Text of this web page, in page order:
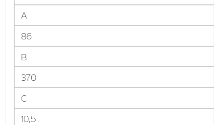
A
86
B
370
C
10,5